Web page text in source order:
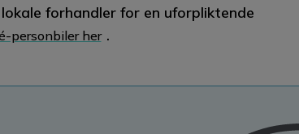
forhandler for en uforpliktende
personbiler her .